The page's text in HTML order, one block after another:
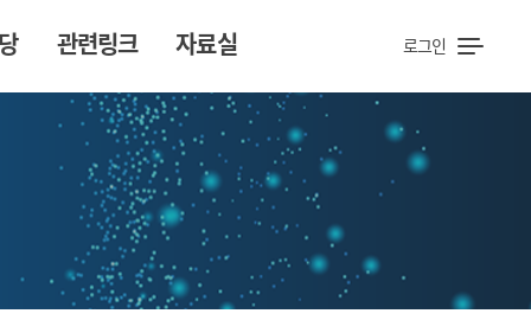
관련링크 자료실 로그인